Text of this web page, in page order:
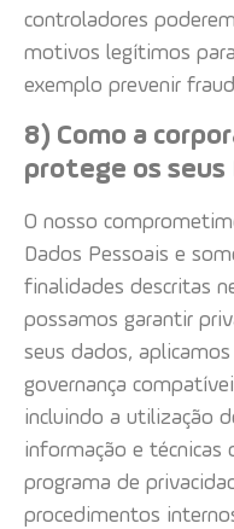
controladores
motivos legítimos
exemplo prevenir
8) Como a
protege os seus
O nosso
Dados Pessoais e
finalidades descritas
possamos garantir
seus dados,
governança
incluindo a utilização
informação e técnicas
programa de
procedimentos